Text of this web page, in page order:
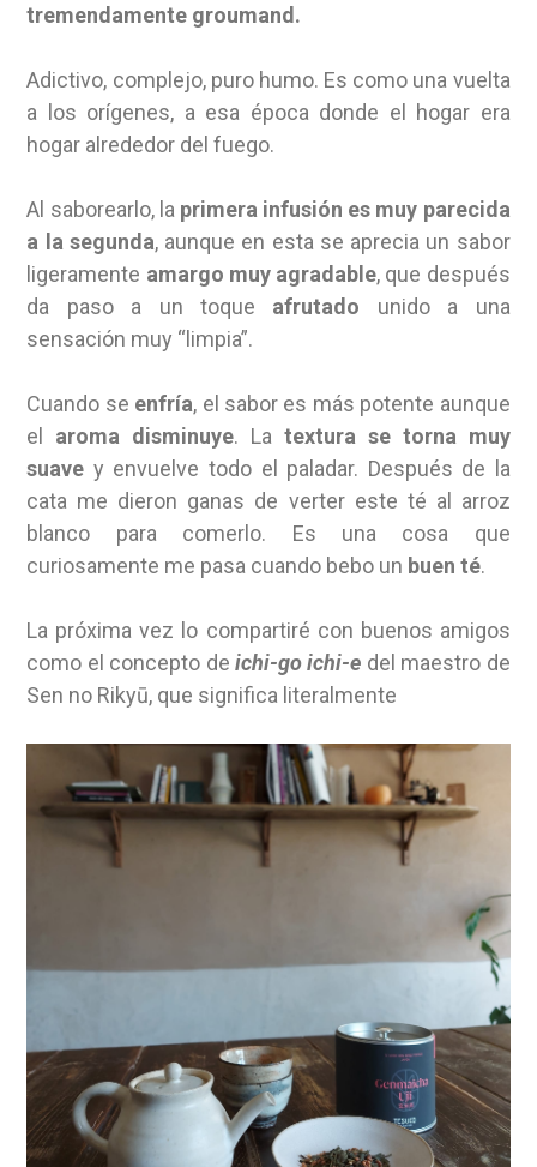
tremendamente groumand.
Adictivo, complejo, puro humo. Es como una vuelta
a los orígenes, a esa época donde el hogar era
hogar alrededor del fuego.
Al saborearlo, la primera infusión es muy parecida
a la segunda, aunque en esta se aprecia un sabor
ligeramente amargo muy agradable, que después
da paso a un toque afrutado unido a una
sensación muy “limpia”.
Cuando se enfría, el sabor es más potente aunque
el aroma disminuye. La textura se torna muy
suave y envuelve todo el paladar. Después de la
cata me dieron ganas de verter este té al arroz
blanco para comerlo. Es una cosa que
curiosamente me pasa cuando bebo un buen té.
La próxima vez lo compartiré con buenos amigos
como el concepto de ichi-go ichi-e del maestro de
Sen no Rikyū, que significa literalmente